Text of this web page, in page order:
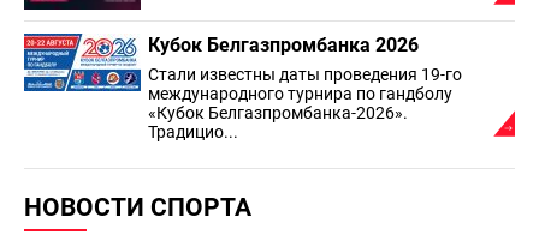
Кубок Белгазпромбанка 2026
Стали известны даты проведения 19-го
международного турнира по гандболу
«Кубок Белгазпромбанка-2026».
Традицио...
НОВОСТИ СПОРТА